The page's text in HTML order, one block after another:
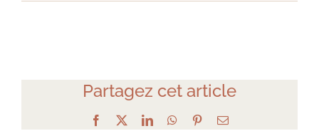
Partagez cet article
Facebook LinkedInWhatsApp
PinterestEmail